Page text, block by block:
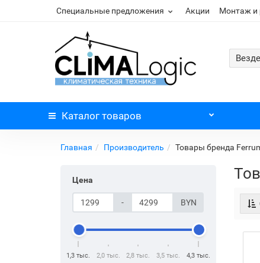
Специальные предложения Акции Монтаж и
Везде
Каталог товаров
Главная Производитель Товары бренда
Цена
- BYN
1,3 тыс. 2,0 тыс. 2,8 тыс. 3,5 тыс. 4,3 тыс.